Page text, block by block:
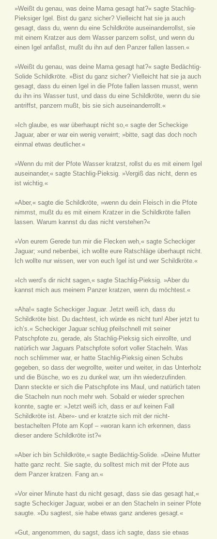
»Weißt du genau, was deine Mama gesagt hat?« sagte Stachlig-
Pieksiger Igel. Bist du ganz sicher? Vielleicht hat sie ja auch
gesagt, dass du, wenn du eine Schildkröte auseinanderrollst, sie
mit einem Kratzer aus dem Wasser panzern sollst, und wenn du
einen Igel anfaßst, mußt du ihn auf den Panzer fallen lassen.«
»Weißt du genau, was deine Mama gesagt hat?« sagte Bedächtig-
Solide Schildkröte. »Bist du ganz sicher? Vielleicht hat sie ja auch
gesagt, dass du einen Igel in die Pfote fallen lassen musst, wenn
du ihn ins Wasser tust, und dass du eine Schildkröte, wenn du sie
antriffst, panzern mußt, bis sie sich auseinanderrollt.«
»Ich glaube, es war überhaupt nicht so,« sagte der Scheckige
Jaguar, aber er war ein wenig verwirrt; »bitte, sagt das doch noch
einmal etwas deutlicher.«
»Wenn du mit der Pfote Wasser kratzst, rollst du es mit einem Igel
auseinander,« sagte Stachlig-Pieksig. »Vergiß das nicht, denn es
ist wichtig.«
»Aber,« sagte die Schildkröte, »wenn du dein Fleisch in die Pfote
nimmst, mußt du es mit einem Kratzer in die Schildkröte fallen
lassen. Warum kannst du das nicht verstehen?«
»Von eurem Gerede tun mir die Flecken weh,« sagte Scheckiger
Jaguar; »und nebenbei, ich wollte eure Ratschläge überhaupt nicht.
Ich wollte nur wissen, wer von euch Igel ist und wer Schildkröte.«
»Ich werd’s dir nicht sagen,« sagte Stachlig-Pieksig. »Aber du
kannst mich aus meinem Panzer kratzen, wenn du möchtest.«
»Aha!« sagte Scheckiger Jaguar. Jetzt weiß ich, dass du
Schildkröte bist. Du dachtest, ich würde es nicht tun! Aber jetzt tu
ich’s.« Scheckiger Jaguar schlug pfeilschnell mit seiner
Patschpfote zu, gerade, als Stachlig-Pieksig sich einrollte, und
natürlich war Jaguars Patschpfote sofort voller Stacheln. Was
noch schlimmer war, er hatte Stachlig-Pieksig einen Schubs
gegeben, so dass der wegrollte, weiter und weiter, in das Unterholz
und die Büsche, wo es zu dunkel war, um ihn wiederzufinden.
Dann steckte er sich die Patschpfote ins Maul, und natürlich taten
die Stacheln nun noch mehr weh. Sobald er wieder sprechen
konnte, sagte er: »Jetzt weiß ich, dass er auf keinen Fall
Schildkröte ist. Aber«- und er kratzte sich mit der nicht-
bestachelten Pfote am Kopf – »woran kann ich erkennen, dass
dieser andere Schildkröte ist?«
»Aber ich bin Schildkröte,« sagte Bedächtig-Solide. »Deine Mutter
hatte ganz recht. Sie sagte, du solltest mich mit der Pfote aus
dem Panzer kratzen. Fang an.«
»Vor einer Minute hast du nicht gesagt, dass sie das gesagt hat,«
sagte Scheckiger Jaguar, wobei er an den Stacheln in seiner Pfote
saugte. »Du sagtest, sie habe etwas ganz anderes gesagt.«
»Gut, angenommen, du sagst, dass ich sagte, dass sie etwas